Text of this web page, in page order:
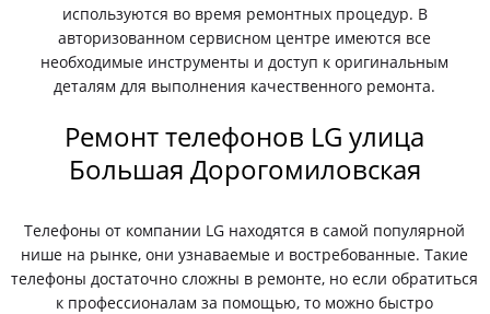
используются во время ремонтных процедур. В
авторизованном сервисном центре имеются все
необходимые инструменты и доступ к оригинальным
деталям для выполнения качественного ремонта.
Ремонт телефонов LG улица
Большая Дорогомиловская
Телефоны от компании LG находятся в самой популярной
нише на рынке, они узнаваемые и востребованные. Такие
телефоны достаточно сложны в ремонте, но если обратиться
к профессионалам за помощью, то можно быстро